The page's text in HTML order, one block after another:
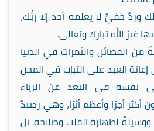
خفيٌّ لا يعلمه أحد إلا ربُّك،
غيرُ الله تبارك وتعالى.
من الفضائل والثمرات في الدنيا
العبد على الثبات في المحن
نفسه في البعد عن الرياء
أكثر أجرًا وأعظم أثرًا، وهي رصيدٌ
ووسيلةٌ لطهارة القلب وصلاحه. بل